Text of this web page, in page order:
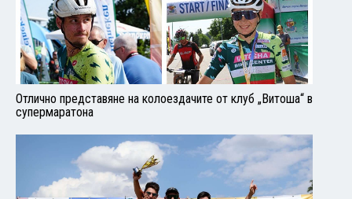
Отлично представяне на колоездачите от клуб „Витоша“ в
супермаратона